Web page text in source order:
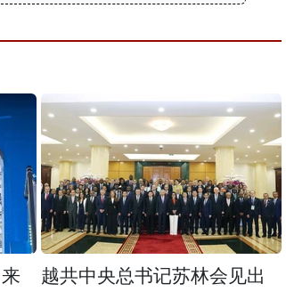
越共中央总书记苏林会见出